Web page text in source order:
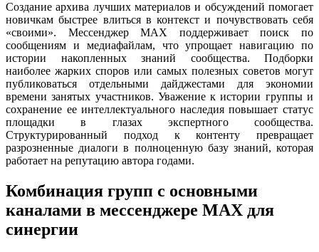
Создание архива лучших материалов и обсуждений помогает
новичкам быстрее влиться в контекст и почувствовать себя
«своими». Мессенджер MAX поддерживает поиск по
сообщениям и медиафайлам, что упрощает навигацию по
истории накопленных знаний сообщества. Подборки
наиболее жарких споров или самых полезных советов могут
публиковаться отдельными дайджестами для экономии
времени занятых участников. Уважение к истории группы и
сохранение ее интеллектуального наследия повышает статус
площадки в глазах экспертного сообщества.
Структурированный подход к контенту превращает
разрозненные диалоги в полноценную базу знаний, которая
работает на репутацию автора годами.
Комбинация групп с основными
каналами в мессенджере MAX для
синергии